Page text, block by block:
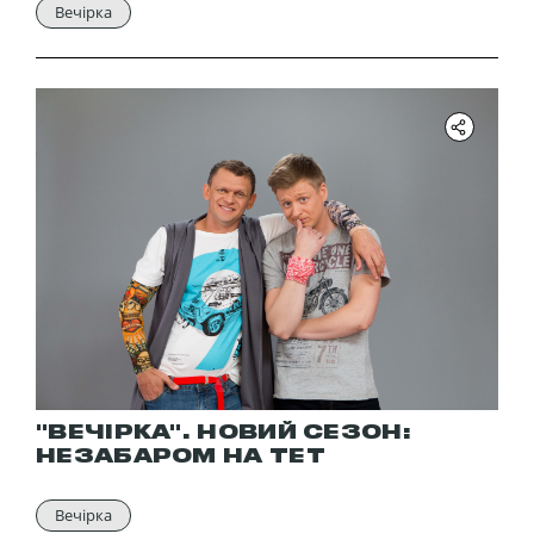
Вечірка
"ВЕЧІРКА". НОВИЙ СЕЗОН:
НЕЗАБАРОМ НА ТЕТ
Вечірка